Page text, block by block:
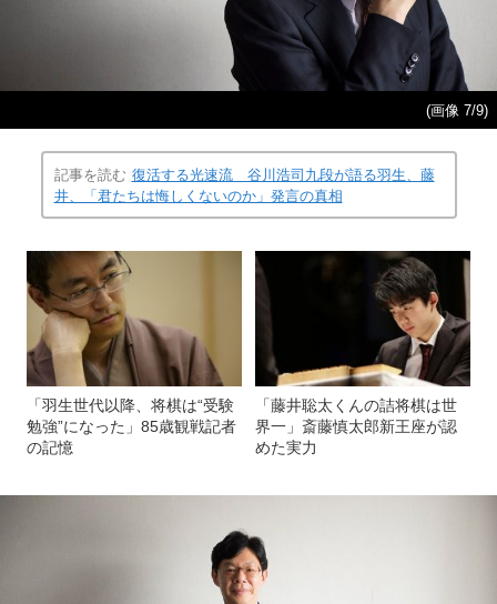
(画像 7/9)
記事を読む 復活する光速流 谷川浩司九段が語る羽生、藤
井、「君たちは悔しくないのか」発言の真相
「羽生世代以降、将棋は“受験
勉強”になった」85歳観戦記者
の記憶
「藤井聡太くんの詰将棋は世
界一」斎藤慎太郎新王座が認
めた実力